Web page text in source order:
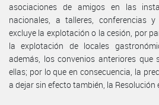
asociaciones de amigos en las
nacionales, a talleres, conferencias
excluye la explotación o la cesión, por
la explotación de locales
además, los convenios anteriores que
ellas; por lo que en consecuencia, la
a dejar sin efecto también, la Resolución